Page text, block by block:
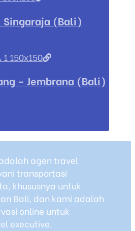
Singaraja (Bali)
– Jembrana (Bali)
adalah agen travel
transportasi
khususnya untuk
Bali, dan kami adalah
online untuk
executive.